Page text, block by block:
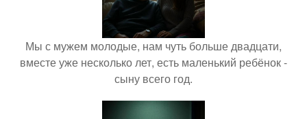
Мы с мужем молодые, нам чуть больше двадцати,
вместе уже несколько лет, есть маленький ребёнок -
сыну всего год.